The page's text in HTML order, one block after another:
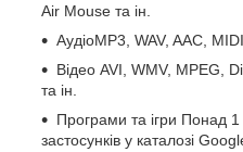
Air Mouse та ін.
АудіоMP3, WAV, AAC,
Відео AVI, WMV, MPEG,
та ін.
Програми та ігри Понад 1
застосунків у каталозі